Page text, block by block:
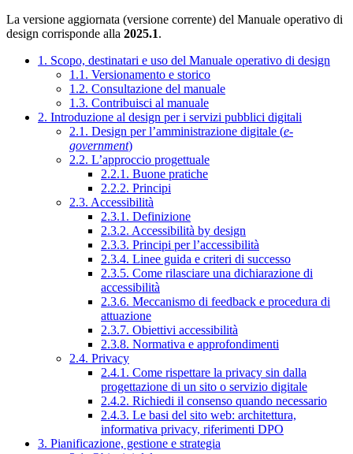
La versione aggiornata (versione corrente) del Manuale operativo di
design corrisponde alla 2025.1.
1. Scopo, destinatari e uso del Manuale operativo di design
1.1. Versionamento e storico
1.2. Consultazione del manuale
1.3. Contribuisci al manuale
2. Introduzione al design per i servizi pubblici digitali
2.1. Design per l’amministrazione digitale (e-
government)
2.2. L’approccio progettuale
2.2.1. Buone pratiche
2.2.2. Principi
2.3. Accessibilità
2.3.1. Definizione
2.3.2. Accessibilità by design
2.3.3. Principi per l’accessibilità
2.3.4. Linee guida e criteri di successo
2.3.5. Come rilasciare una dichiarazione di
accessibilità
2.3.6. Meccanismo di feedback e procedura di
attuazione
2.3.7. Obiettivi accessibilità
2.3.8. Normativa e approfondimenti
2.4. Privacy
2.4.1. Come rispettare la privacy sin dalla
progettazione di un sito o servizio digitale
2.4.2. Richiedi il consenso quando necessario
2.4.3. Le basi del sito web: architettura,
informativa privacy, riferimenti DPO
3. Pianificazione, gestione e strategia